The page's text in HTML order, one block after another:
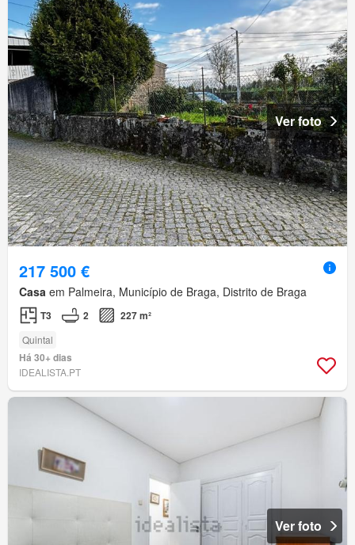
Ver foto
217 500 €
Casa em Palmeira, Município de Braga, Distrito de Braga
T3 2 227 m²
Quintal
Há 30+ dias
IDEALISTA.PT
Ver foto